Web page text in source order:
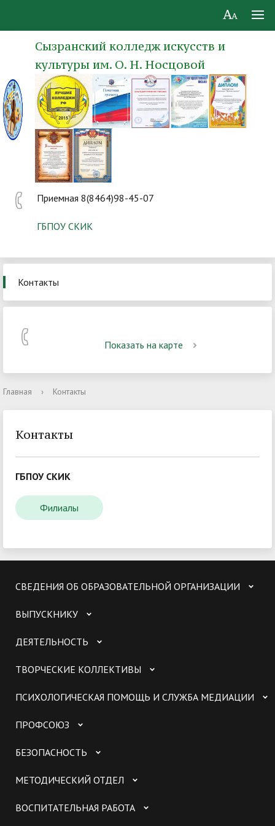
Сызранский колледж искусств и
культуры им. О. Н. Носцовой
Приемная 8(8464)98-45-07
ГБПОУ СКИК
Контакты
Показать на карте
Главная › Контакты
Контакты
ГБПОУ СКИК
Филиалы
СВЕДЕНИЯ ОБ ОБРАЗОВАТЕЛЬНОЙ ОРГАНИЗАЦИИ
ВЫПУСКНИКУ
ДЕЯТЕЛЬНОСТЬ
ТВОРЧЕСКИЕ КОЛЛЕКТИВЫ
ПСИХОЛОГИЧЕСКАЯ ПОМОЩЬ И СЛУЖБА МЕДИАЦИИ
ПРОФСОЮЗ
БЕЗОПАСНОСТЬ
МЕТОДИЧЕСКИЙ ОТДЕЛ
ВОСПИТАТЕЛЬНАЯ РАБОТА